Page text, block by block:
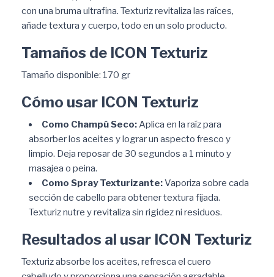
con una bruma ultrafina. Texturiz revitaliza las raíces,
añade textura y cuerpo, todo en un solo producto.
Tamaños de ICON Texturiz
Tamaño disponible: 170 gr
Cómo usar ICON Texturiz
Como Champú Seco:Aplica en la raíz para
absorber los aceites y lograr un aspecto fresco y
limpio. Deja reposar de 30 segundos a 1 minuto y
masajea o peina.
Como Spray Texturizante:Vaporiza sobre cada
sección de cabello para obtener textura fijada.
Texturiz nutre y revitaliza sin rigidez ni residuos.
Resultados al usar ICON Texturiz
Texturiz absorbe los aceites, refresca el cuero